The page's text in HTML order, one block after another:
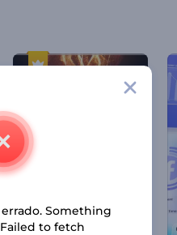
Something
to fetch